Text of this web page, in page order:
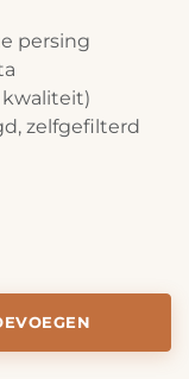
persing
kwaliteit)
zelfgefilterd